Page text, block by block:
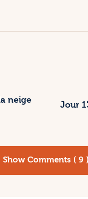
neige
Jour
Show Comments ( 9 )